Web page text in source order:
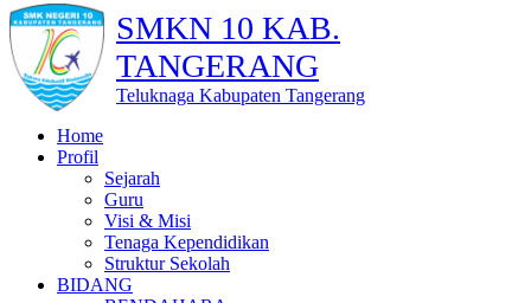
SMKN 10 KAB.
TANGERANG
Teluknaga Kabupaten Tangerang
Home
Profil
Sejarah
Guru
Visi & Misi
Tenaga Kependidikan
Struktur Sekolah
BIDANG